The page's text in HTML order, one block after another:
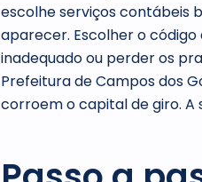
escolhe serviços contábeis
aparecer. Escolher o
inadequado ou perder os
Prefeitura de Campos dos
corroem o capital de giro. A